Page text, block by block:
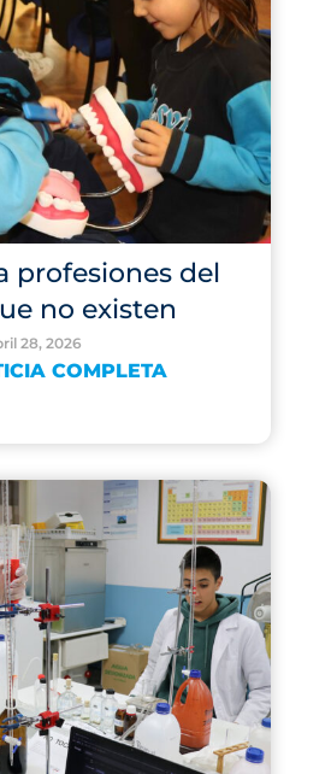
profesiones del
no existen
28, 2026
COMPLETA